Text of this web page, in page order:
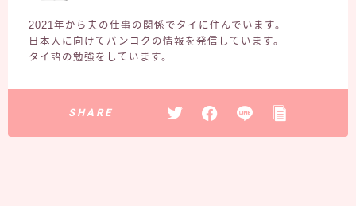
2021年から夫の仕事の関係でタイに住んでいます。
日本人に向けてバンコクの情報を発信しています。
タイ語の勉強をしています。
SHARE